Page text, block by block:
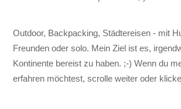
Outdoor, Backpacking, Städtereisen - mit
Freunden oder solo. Mein Ziel ist es,
Kontinente bereist zu haben. ;-) Wenn du
erfahren möchtest, scrolle weiter oder